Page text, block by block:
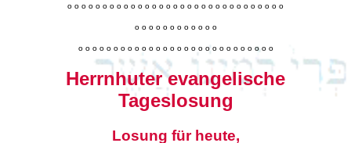
o o o o o o o o o o o o o o o o o o o o o o o o o o o o o o o
o o o o o o o o o o o o
o o o o o o o o o o o o o o o o o o o o o o o o o o o o
Herrnhuter evangelische
Tageslosung
Losung für heute,